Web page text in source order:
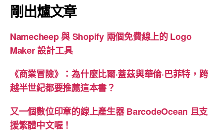
剛出爐文章
Namecheep 與 Shopify 兩個免費線上的 Logo
Maker 設計工具
《商業冒險》：為什麼比爾·蓋茲與華倫·巴菲特，跨
越半世紀都要推薦這本書？
又一個數位印章的線上產生器 BarcodeOcean 且支
援繁體中文喔！